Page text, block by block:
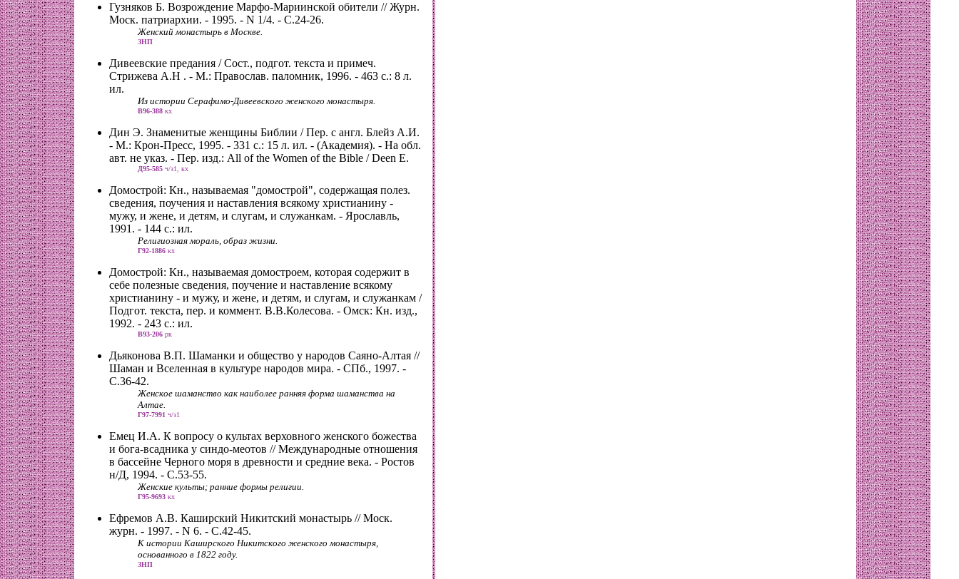
Гузняков Б. Возрождение Марфо-Мариинской обители // Журн.
Моск. патриархии. - 1995. - N 1/4. - С.24-26.
Женский монастырь в Москве.
ЗНП
Дивеевские предания / Сост., подгот. текста и примеч.
Стрижева А.Н . - М.: Православ. паломник, 1996. - 463 с.: 8 л.
ил.
Из истории Серафимо-Дивеевского женского монастыря.
В96-388 кх
Дин Э. Знаменитые женщины Библии / Пер. с англ. Блейз А.И.
- М.: Крон-Пресс, 1995. - 331 с.: 15 л. ил. - (Академия). - На обл.
авт. не указ. - Пер. изд.: All of the Women of the Bible / Deen E.
Д95-585 ч/з1, кх
Домострой: Кн., называемая "домострой", содержащая полез.
сведения, поучения и наставления всякому христианину -
мужу, и жене, и детям, и слугам, и служанкам. - Ярославль,
1991. - 144 с.: ил.
Религиозная мораль, образ жизни.
Г92-1886 кх
Домострой: Кн., называемая домостроем, которая содержит в
себе полезные сведения, поучение и наставление всякому
христианину - и мужу, и жене, и детям, и слугам, и служанкам /
Подгот. текста, пер. и коммент. В.В.Колесова. - Омск: Кн. изд.,
1992. - 243 с.: ил.
В93-206 рк
Дьяконова В.П. Шаманки и общество у народов Саяно-Алтая //
Шаман и Вселенная в культуре народов мира. - СПб., 1997. -
С.36-42.
Женское шаманство как наиболее ранняя форма шаманства на
Алтае.
Г97-7991 ч/з1
Емец И.А. К вопросу о культах верховного женского божества
и бога-всадника у синдо-меотов // Международные отношения
в бассейне Черного моря в древности и средние века. - Ростов
н/Д, 1994. - С.53-55.
Женские культы; ранние формы религии.
Г95-9693 кх
Ефремов А.В. Каширский Никитский монастырь // Моск.
журн. - 1997. - N 6. - С.42-45.
К истории Каширского Никитского женского монастыря,
основанного в 1822 году.
ЗНП